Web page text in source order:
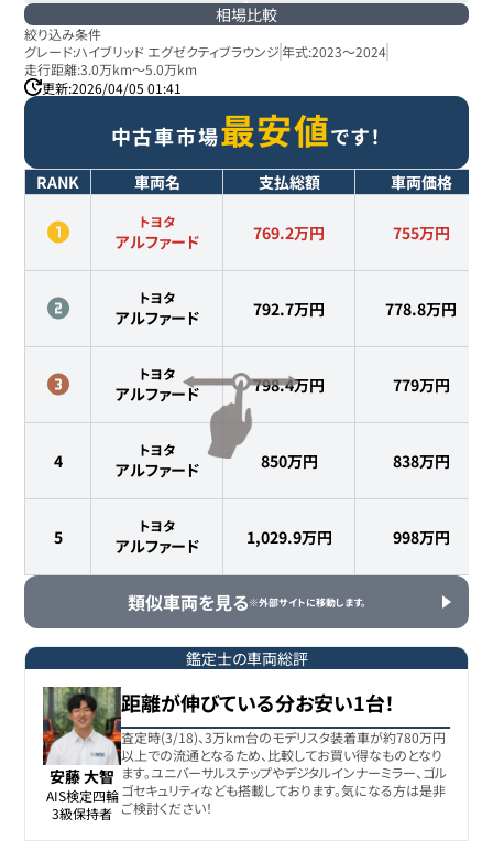
相場比較
絞り込み条件
グレード:ハイブリッド エグゼクティブラウンジ 年式:2023～2024
走行距離:3.0万km～5.0万km
更新:2026/04/05 01:41
中古車市場最安値です！
RANK 車両名 支払総額 車両価格
トヨタ
アルファード 769.2万円 755万円
トヨタ
アルファード 792.7万円 778.8万円
トヨタ
アルファード 798.4万円 779万円
4
トヨタ
アルファード 850万円 838万円
5
トヨタ
アルファード 1,029.9万円 998万円
類似車両を見る※外部サイトに移動します。
鑑定士の車両総評
安藤 大智
AIS検定四輪
3級保持者
距離が伸びている分お安い1台！
査定時(3/18)、3万km台のモデリスタ装着車が約780万円
以上での流通となるため、比較してお買い得なものとなり
ます。ユニバーサルステップやデジタルインナーミラー、ゴル
ゴセキュリティなども搭載しております。気になる方は是非
ご検討ください！